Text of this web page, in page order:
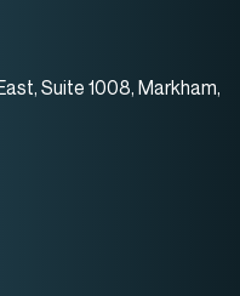
Suite 1008, Markham,